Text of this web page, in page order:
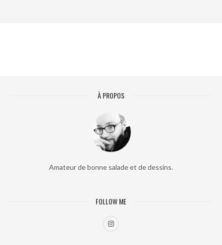
À PROPOS
Amateur de bonne salade et de dessins.
FOLLOW ME